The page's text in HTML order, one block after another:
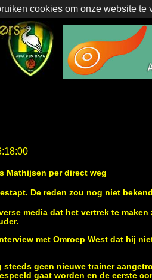
cookies om onze website te
Mathijsen per direct weg
De reden zou nog niet
media dat het vertrek te
met Omroep West dat hij
steeds geen nieuwe trainer
gaat worden en de eerste